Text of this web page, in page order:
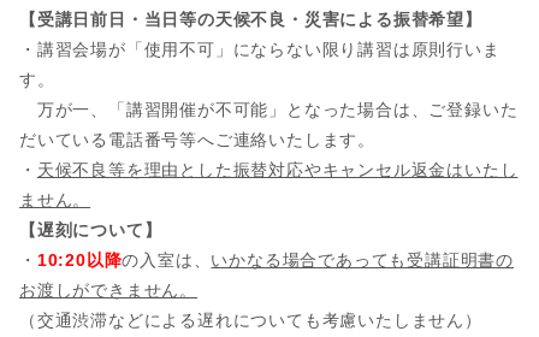
【受講日前日・当日等の天候不良・災害による振替希望】
・講習会場が「使用不可」にならない限り講習は原則行いま
す。
万が一、「講習開催が不可能」となった場合は、ご登録いた
だいている電話番号等へご連絡いたします。
・ 天候不良等を理由とした振替対応やキャンセル返金はいたし
ません。
【遅刻について】
・ 10:20以降の入室は、 いかなる場合であっても受講証明書の
お渡しができません。
（交通渋滞などによる遅れについても考慮いたしません）